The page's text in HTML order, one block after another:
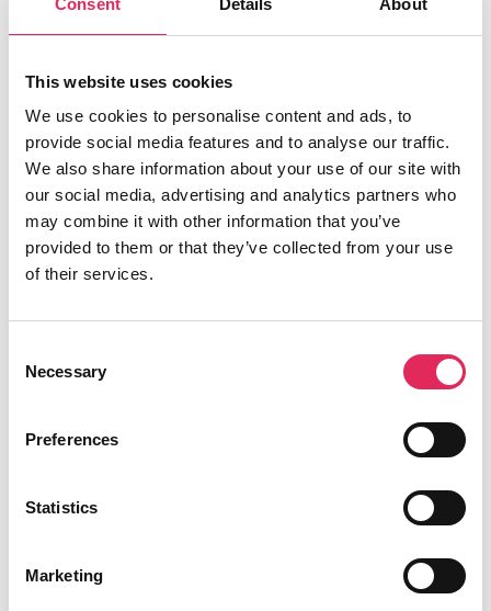
This website uses cookies
We use cookies to personalise content and ads, to
provide social media features and to analyse our traffic.
We also share information about your use of our site with
our social media, advertising and analytics partners who
may combine it with other information that you’ve
provided to them or that they’ve collected from your use
of their services.
Selection
Necessary
Preferences
Statistics
Marketing
Bliv medlem af Applaus og kom med i det
adgang til jeres eget
adgang på kurser. Derudover inviterer vi
på eksklusive faglige netværk.
Bliv medlem